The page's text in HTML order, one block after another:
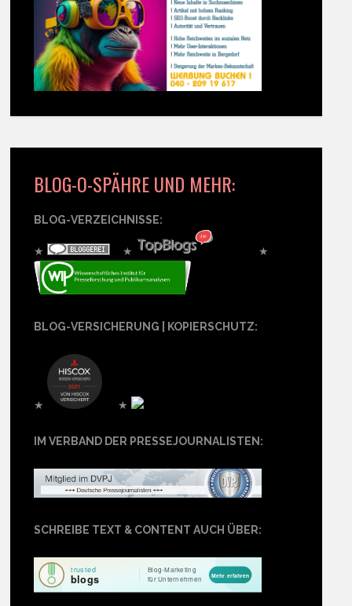
BLOG-O-SPÄHRE UND MEHR:
BLOG-VERZEICHNISSE:
★ ★ ★
BLOG-VERSICHERUNG | KOPIERSCHUTZ:
★ ★
IM VERBAND DER PRESSEJOURNALISTEN:
SCHREIBE TEXT & CONTENT AUCH ÜBER: